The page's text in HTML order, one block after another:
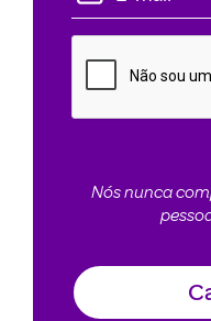
Nós nunca